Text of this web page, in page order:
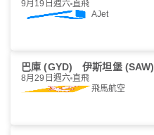
9月19日週六 直飛
AJet
巴庫 (GYD) 伊斯坦堡 (SAW)
8月29日週六 直飛
飛馬航空